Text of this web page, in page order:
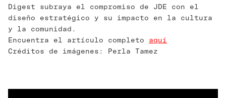
Digest subraya el compromiso de JDE con el
diseño estratégico y su impacto en la cultura
y la comunidad.
Encuentra el artículo completo aquí
Créditos de imágenes: Perla Tamez